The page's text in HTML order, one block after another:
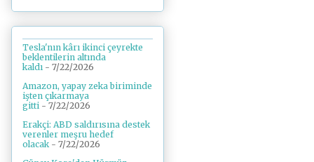
Tesla'nın kârı ikinci çeyrekte
beklentilerin altında
kaldı - 7/22/2026
Amazon, yapay zeka biriminde
işten çıkarmaya
gitti - 7/22/2026
Erakçi: ABD saldırısına destek
verenler meşru hedef
olacak - 7/22/2026